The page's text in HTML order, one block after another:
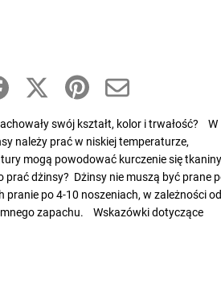
swój kształt, kolor i trwałość? W
należy prać w niskiej temperaturze,
mogą powodować kurczenie się
dżinsy? Dżinsy nie muszą być prane
pranie po 4-10 noszeniach, w zależności od
zapachu. Wskazówki dotyczące